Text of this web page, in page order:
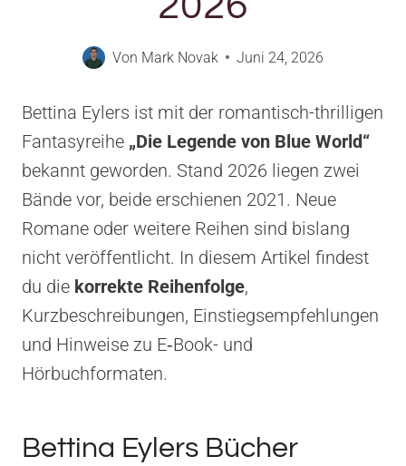
Von Mark Novak Juni 24, 2026
Bettina Eylers ist mit der romantisch-thrilligen
Fantasyreihe „Die Legende von Blue World“
bekannt geworden. Stand 2026 liegen zwei
Bände vor, beide erschienen 2021. Neue
Romane oder weitere Reihen sind bislang
nicht veröffentlicht. In diesem Artikel findest
du die korrekte Reihenfolge,
Kurzbeschreibungen, Einstiegs­empfehlungen
und Hinweise zu E‑Book- und
Hörbuchformaten.
Bettina Eylers Bücher